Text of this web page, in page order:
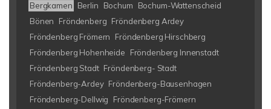
Bergkamen Berlin Bochum
Bochum-Wattenscheid
Bönen
Fröndenberg Fröndenberg Ardey
Fröndenberg Frömern
Fröndenberg Hirschberg
Fröndenberg Hohenheide
Fröndenberg Innenstadt
Fröndenberg Stadt Fröndenberg- Stadt
Fröndenberg-Ardey Fröndenberg-Bausenhagen
Fröndenberg-Dellwig
Fröndenberg-Frömern